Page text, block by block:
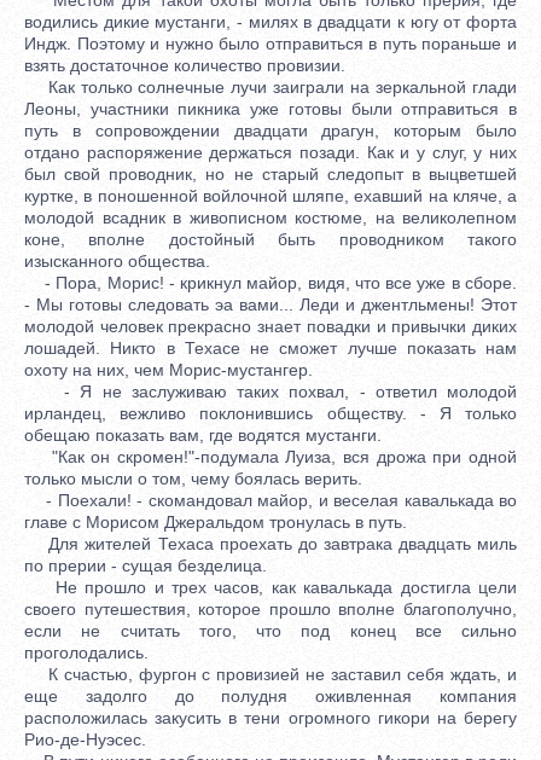
водились дикие мустанги, - милях в двадцати к югу от форта
Индж. Поэтому и нужно было отправиться в путь пораньше и
взять достаточное количество провизии.
Как только солнечные лучи заиграли на зеркальной глади
Леоны, участники пикника уже готовы были отправиться в
путь в сопровождении двадцати драгун, которым было
отдано распоряжение держаться позади. Как и у слуг, у них
был свой проводник, но не старый следопыт в выцветшей
куртке, в поношенной войлочной шляпе, ехавший на кляче, а
молодой всадник в живописном костюме, на великолепном
коне, вполне достойный быть проводником такого
изысканного общества.
- Пора, Морис! - крикнул майор, видя, что все уже в сборе.
- Мы готовы следовать эа вами... Леди и джентльмены! Этот
молодой человек прекрасно знает повадки и привычки диких
лошадей. Никто в Техасе не сможет лучше показать нам
охоту на них, чем Морис-мустангер.
- Я не заслуживаю таких похвал, - ответил молодой
ирландец, вежливо поклонившись обществу. - Я только
обещаю показать вам, где водятся мустанги.
"Как он скромен!"-подумала Луиза, вся дрожа при одной
только мысли о том, чему боялась верить.
- Поехали! - скомандовал майор, и веселая кавалькада во
главе с Морисом Джеральдом тронулась в путь.
Для жителей Техаса проехать до завтрака двадцать миль
по прерии - сущая безделица.
Не прошло и трех часов, как кавалькада достигла цели
своего путешествия, которое прошло вполне благополучно,
если не считать того, что под конец все сильно
проголодались.
К счастью, фургон с провизией не заставил себя ждать, и
еще задолго до полудня оживленная компания
расположилась закусить в тени огромного гикори на берегу
Рио-де-Нуэсес.